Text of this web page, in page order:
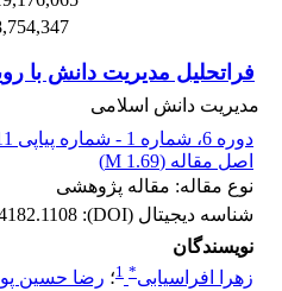
فراتحلیل مدیریت دانش با
مدیریت دانش اسلامی
دوره 6، شماره 1 - شماره پیاپی 11
اصل مقاله (1.69 M
)
نوع مقاله: مقاله پژوهشی
شناسه دیجیتال (DOI):
نویسندگان
زهرا افراسیابی*
1؛ رضا حسین